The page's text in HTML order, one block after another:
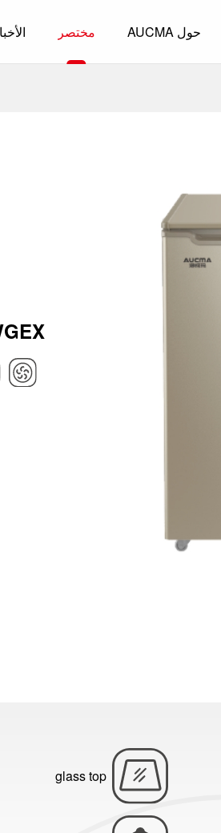
حول AUCMA مختصر
glass top